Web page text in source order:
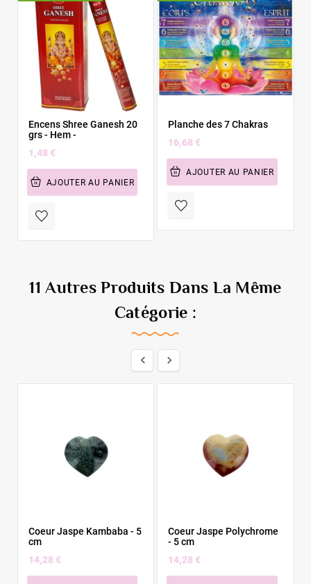
Encens Shree Ganesh 20
grs - Hem -
1,48 €
AJOUTER AU PANIER
Planche des 7 Chakras
16,68 €
AJOUTER AU PANIER
11 Autres Produits Dans La Même
Catégorie :
 
Coeur Jaspe Kambaba - 5
cm
14,28 €
Coeur Jaspe Polychrome
- 5 cm
14,28 €